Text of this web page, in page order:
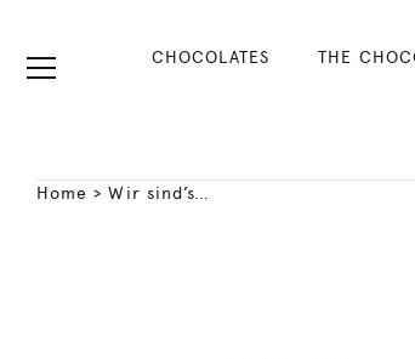
CHOCOLATES THE
Home >Wir sind’s…